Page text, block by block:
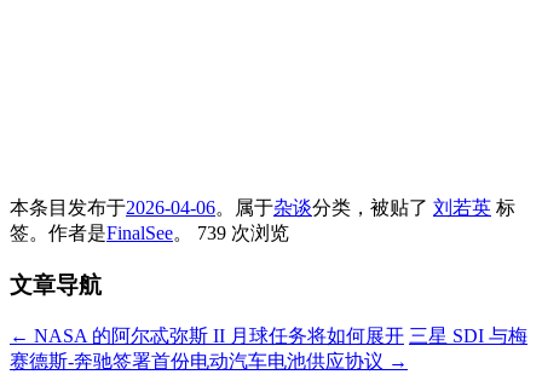
本条目发布于2026-04-06。属于杂谈分类，被贴了 刘若英 标
签。 作者是FinalSee。 739 次浏览
文章导航
← NASA 的阿尔忒弥斯 II 月球任务将如何展开 三星 SDI 与梅
赛德斯-奔驰签署首份电动汽车电池供应协议 →